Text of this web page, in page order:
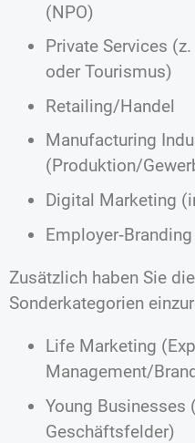
(NPO)
Private Services
oder Tourismus)
Retailing/Handel
Manufacturing
(Produktion/
Digital Marketing
Employer‐Branding
Zusätzlich haben Sie
Sonderkategorien
Life Marketing
Management/
Young Businesses
Geschäftsfelder)